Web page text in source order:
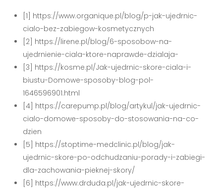
[1] https://www.organique.pl/blog/p-jak-ujedrnic-
cialo-bez-zabiegow-kosmetycznych
[2] https://lirene.pl/blog/6-sposobow-na-
ujedrnienie-ciala-ktore-naprawde-dzialaja-
[3] https://kosme.pl/Jak-ujedrnic-skore-ciala-i-
biustu-Domowe-sposoby-blog-pol-
1646596901.html
[4] https://carepump.pl/blog/artykul/jak-ujedrnic-
cialo-domowe-sposoby-do-stosowania-na-co-
dzien
[5] https://stoptime-medclinic.pl/blog/jak-
ujedrnic-skore-po-odchudzaniu-porady-i-zabiegi-
dla-zachowania-pieknej-skory/
[6] https://www.drduda.pl/jak-ujedrnic-skore-